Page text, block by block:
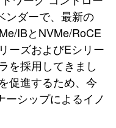
ンダーで、最新の
IBとNVMe/RoCE
ーズおよびEシリー
を採用してきまし
促進するため、今
シップによるイノ